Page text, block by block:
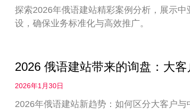
探索2026年俄语建站精彩案例分析，展示
设，确保业务标准化与高效推广。
2026 俄语建站带来的询盘：大
2026年1月30日
2026年俄语建站新趋势：如何区分大客户